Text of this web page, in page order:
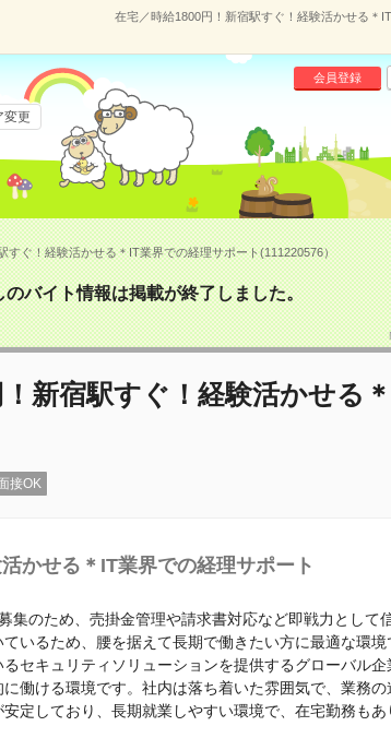
在宅／時給1800円！新宿駅すぐ！経験活かせる＊
会員登録
変更
すぐ！経験活かせる＊IT業界での経理サポート(111220576）
のバイト情報は掲載が終了しました。
新宿駅すぐ！経験活かせる
接OK
かせる＊IT業界での経理サポート
集のため、売掛金管理や請求書対応など即戦力として
いるため、腰を据えて長期で働きたい方に最適な環境
セキュリティソリューションを提供するグローバル企
働ける環境です。社内は落ち着いた雰囲気で、業務
定しており、長期就業しやすい環境で、在宅勤務もあ